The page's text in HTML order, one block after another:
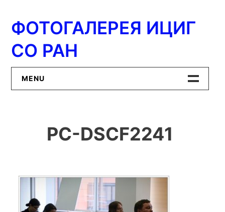
содержимому
ФОТОГАЛЕРЕЯ ИЦИГ
СО РАН
MENU
ИЦиГ СО РАН
PC-DSCF2241